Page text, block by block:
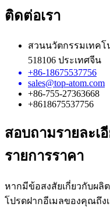
ติดต่อเรา
สวนนวัตกรรมเทคโน
518106 ประเทศจีน
+86-18675537756
sales@top-atom.com
+86-755-27363668
+8618675537756
สอบถามรายละเ
รายการราคา
หากมีข้อสงสัยเกี่ยวกับผลิ
โปรดฝากอีเมลของคุณถึง